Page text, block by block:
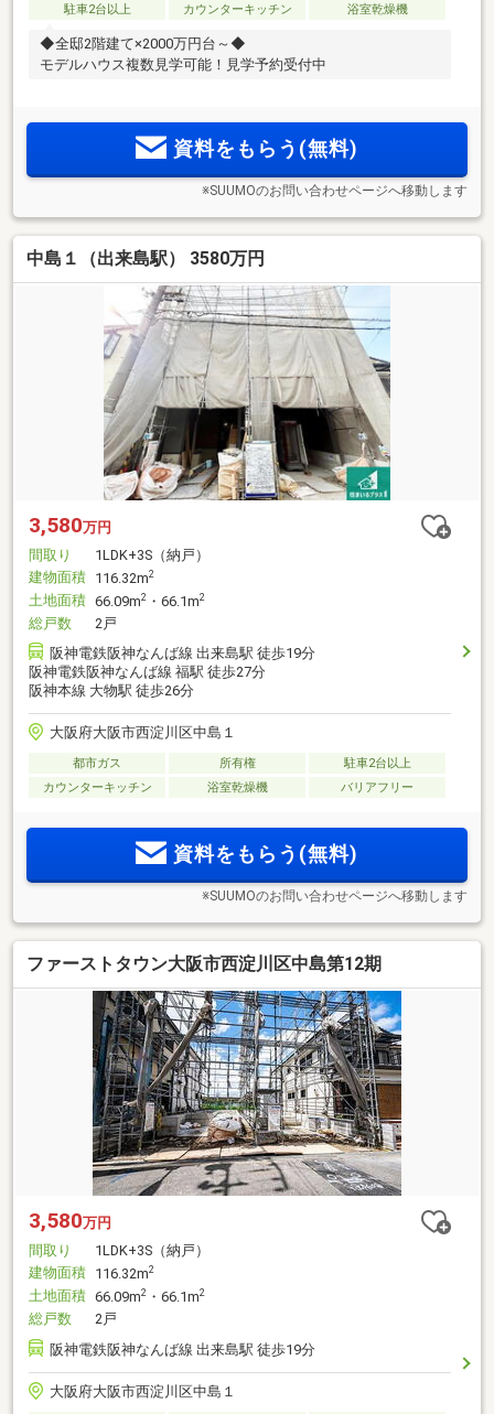
駐車2台以上
カウンターキッチン 浴室乾燥機
◆全邸2階建て×2000万円台～◆
モデルハウス複数見学可能！見学予約受付中
資料をもらう(無料)
※SUUMOのお問い合わせページへ移動します
中島１（出来島駅） 3580万円
3,580万円
間取り
1LDK+3S（納戸）
建物面積 116.32m2
土地面積 66.09m2 ・66.1m2
総戸数
2戸
阪神電鉄阪神なんば線 出来島駅 徒歩19分
阪神電鉄阪神なんば線 福駅 徒歩27分
阪神本線 大物駅 徒歩26分
大阪府大阪市西淀川区中島１
都市ガス 所有権
駐車2台以上
カウンターキッチン
浴室乾燥機 バリアフリー
資料をもらう(無料)
※SUUMOのお問い合わせページへ移動します
ファーストタウン大阪市西淀川区中島第12期
3,580万円
間取り
1LDK+3S（納戸）
建物面積 116.32m2
土地面積 66.09m2 ・66.1m2
総戸数
2戸
阪神電鉄阪神なんば線 出来島駅 徒歩19分
大阪府大阪市西淀川区中島１